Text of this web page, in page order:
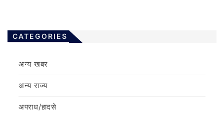
CATEGORIES
अन्य खबर
अन्य राज्य
अपराध/हादसे